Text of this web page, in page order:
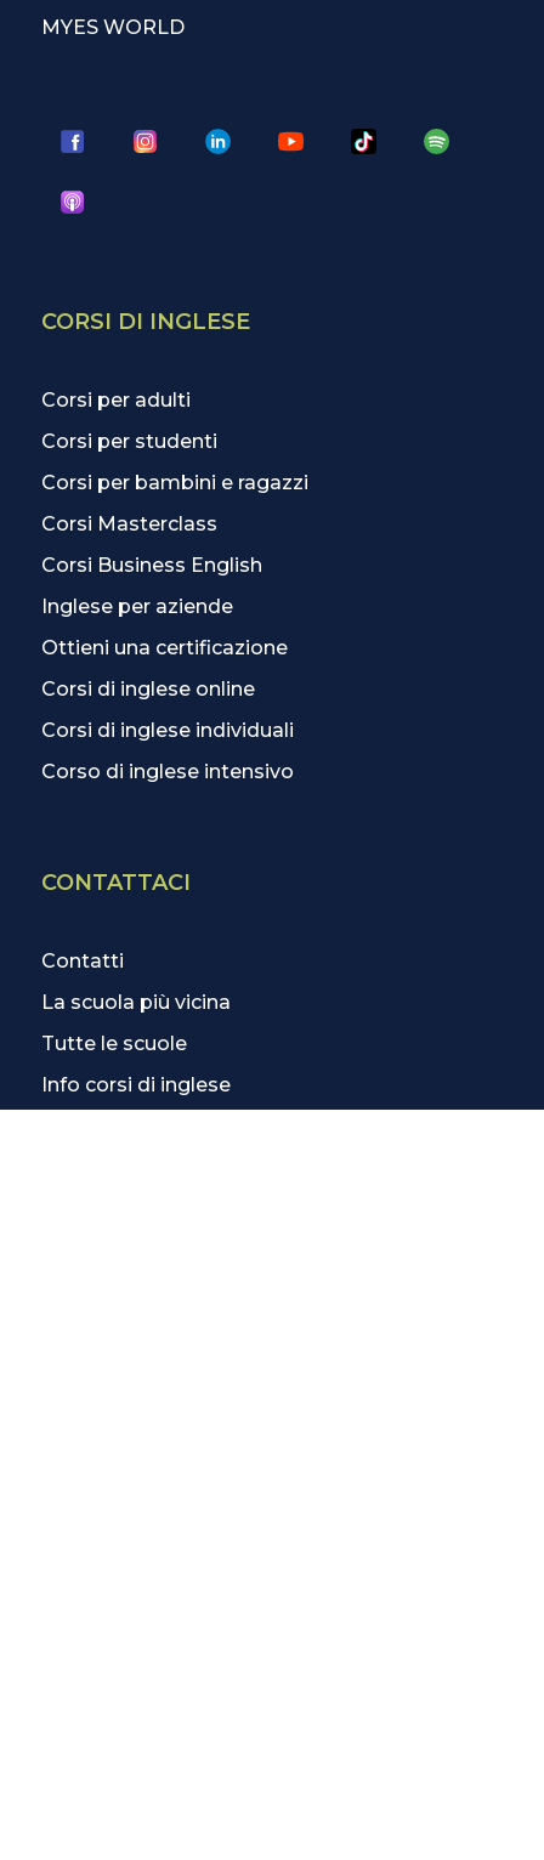
MYES WORLD
CORSI DI INGLESE
Corsi per adulti
Corsi per studenti
Corsi per bambini e ragazzi
Corsi Masterclass
Corsi Business English
Inglese per aziende
Ottieni una certificazione
Corsi di inglese online
Corsi di inglese individuali
Corso di inglese intensivo
CONTATTACI
Contatti
La scuola più vicina
Tutte le scuole
Info corsi di inglese